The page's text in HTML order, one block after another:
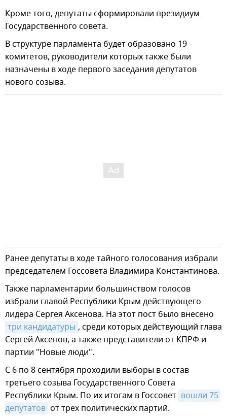
Кроме того, депутаты сформировали президиум
Государственного совета.
В структуре парламента будет образовано 19
комитетов, руководители которых также были
назначены в ходе первого заседания депутатов
нового созыва.
Ранее депутаты в ходе тайного голосования избрали
председателем Госсовета Владимира Константинова.
Также парламентарии большинством голосов
избрали главой Республики Крым действующего
лидера Сергея Аксенова. На этот пост было внесено
три кандидатуры , среди которых действующий глава
Сергей Аксенов, а также представители от КПРФ и
партии "Новые люди".
С 6 по 8 сентября проходили выборы в состав
третьего созыва Государственного Совета
Республики Крым. По их итогам в Госсовет вошли 75
депутатов от трех политических партий.